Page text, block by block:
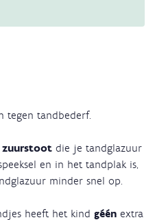
tegen tandbederf.
zuurstoot die je tandglazuur
en in het tandplak is,
minder snel op.
heeft het kind géén extra